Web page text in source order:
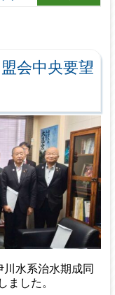
会中央要望
水系治水期成同
ました。